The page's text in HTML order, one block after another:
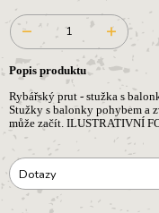
Popis produktu
Rybářský prut - stužka s
Stužky s balonky pohybem a
může začít. ILUSTRATIVNÍ
Dotazy